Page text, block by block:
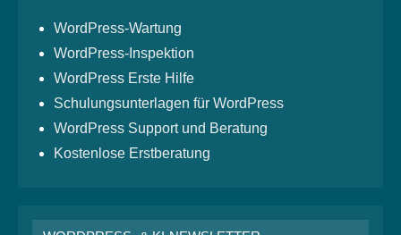
WordPress-Wartung
WordPress-Inspektion
WordPress Erste Hilfe
Schulungsunterlagen für WordPress
WordPress Support und Beratung
Kostenlose Erstberatung